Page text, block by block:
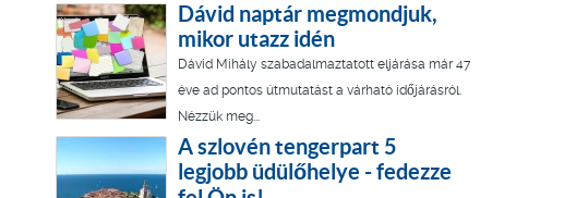
Dávid naptár megmondjuk,
mikor utazz idén
Dávid Mihály szabadalmaztatott eljárása már 47
éve ad pontos útmutatást a várható időjárásról.
Nézzük meg...
A szlovén tengerpart 5
legjobb üdülőhelye - fedezze